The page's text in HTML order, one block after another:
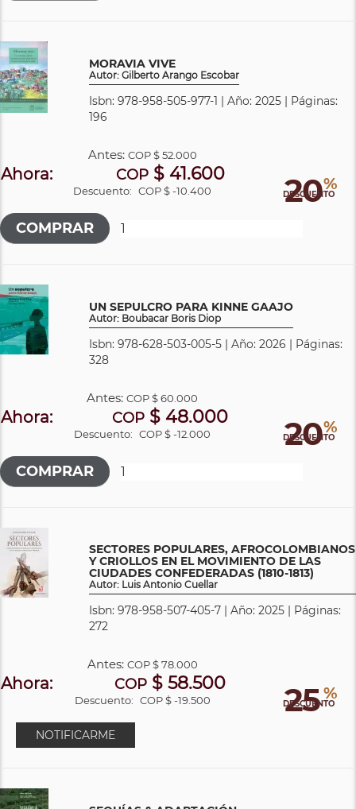
MORAVIA VIVE
Autor: Gilberto Arango Escobar
Isbn: 978-958-505-977-1 | Año: 2025 | Páginas:
196
20%
DESCUENTO
Antes: COP$ 52.000
Ahora: COP$ 41.600
Descuento: COP $ -10.400
UN SEPULCRO PARA KINNE GAAJO
Autor: Boubacar Boris Diop
Isbn: 978-628-503-005-5 | Año: 2026 | Páginas:
328
20%
DESCUENTO
Antes:COP$ 60.000
Ahora: COP $ 48.000
Descuento: COP $ -12.000
SECTORES POPULARES, AFROCOLOMBIANOS
Y CRIOLLOS EN EL MOVIMIENTO DE LAS
CIUDADES CONFEDERADAS (1810-1813)
Autor: Luis Antonio Cuellar
Isbn: 978-958-507-405-7 | Año: 2025 | Páginas:
272
25 %
DESCUENTO
Antes: COP$ 78.000
Ahora: COP $ 58.500
Descuento: COP $ -19.500
NOTIFICARME